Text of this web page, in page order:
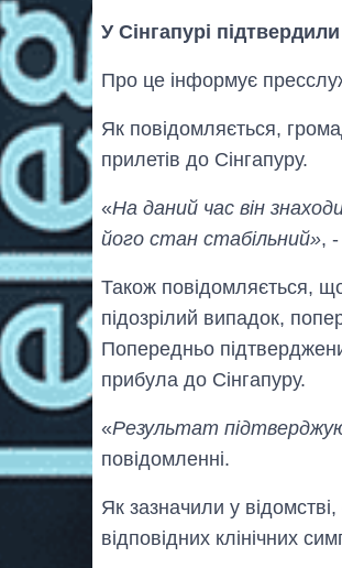
У Сінгапурі
Про це інформує
Як повідомляється,
прилетів до Сінгапуру.
«На даний час він
його стан стабільний»,
Також повідомляється,
підозрілий випадок,
Попередньо
прибула до Сінгапуру.
«Результат
повідомленні.
Як зазначили у
відповідних клінічних